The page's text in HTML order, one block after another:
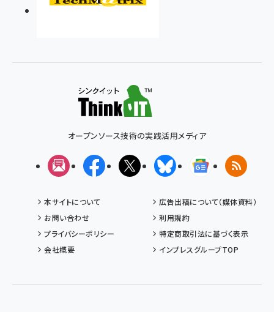
オープンソース技術の実践活用メディア
メルマガFacebookX(エックス)BlueskyGoogleニュ
RSS
本サイトについて
広告出稿について（媒体資料）
お問い合わせ
利用規約
プライバシーポリシー
特定商取引法に基づく表示
会社概要
インプレスグループTOP